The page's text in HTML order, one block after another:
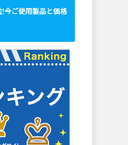
!今ご使用製品と価格